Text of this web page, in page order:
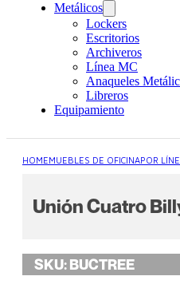
Metálicos
Lockers
Escritorios
Archiveros
Línea MC
Anaqueles
Libreros
Equipamiento
HOMEMUEBLES DE OFICINAPOR
Unión Cuatro
SKU:BUCTREE